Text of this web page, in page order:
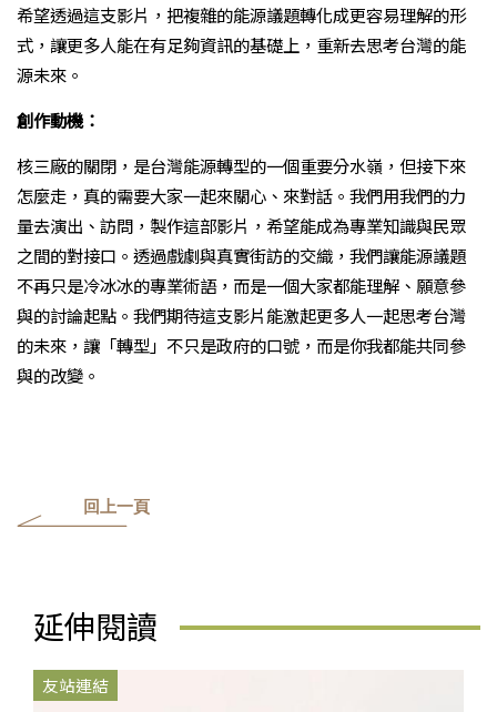
希望透過這支影片，把複雜的能源議題轉化成更容易理解的形
式，讓更多人能在有足夠資訊的基礎上，重新去思考台灣的能
源未來。
創作動機：
核三廠的關閉，是台灣能源轉型的一個重要分水嶺，但接下來
怎麼走，真的需要大家一起來關心、來對話。我們用我們的力
量去演出、訪問，製作這部影片，希望能成為專業知識與民眾
之間的對接口。透過戲劇與真實街訪的交織，我們讓能源議題
不再只是冷冰冰的專業術語，而是一個大家都能理解、願意參
與的討論起點。我們期待這支影片能激起更多人一起思考台灣
的未來，讓「轉型」不只是政府的口號，而是你我都能共同參
與的改變。
回上一頁
延伸閱讀
友站連結